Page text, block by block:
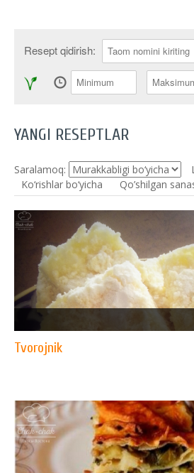
Resept qidirish:
YANGI RESEPTLAR
Saralamoq:
Ko‘rishlar bo‘yicha
Qo’shilgan
Tvorojnik